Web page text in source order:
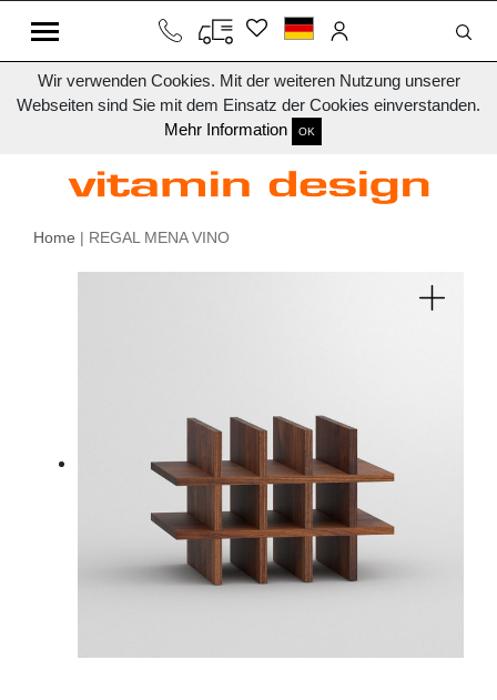
Wir verwenden Cookies. Mit der weiteren Nutzung unserer
Webseiten sind Sie mit dem Einsatz der Cookies einverstanden.
Mehr Information
OK
Home | REGAL MENA VINO